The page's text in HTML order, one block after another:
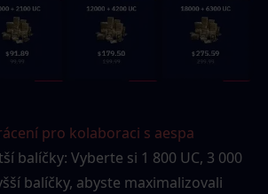
pro kolaboraci s aespa
balíčky: Vyberte si 1 800 UC, 3 000
balíčky, abyste maximalizovali